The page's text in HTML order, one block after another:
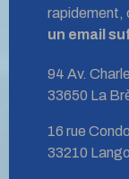
rapidement,
un email
94 Av.
33650 La
16 rue
33210